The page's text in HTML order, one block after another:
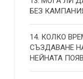
БЕЗ
14. КОЛКО
СЪЗДАВАНЕ
НЕЙНАТА